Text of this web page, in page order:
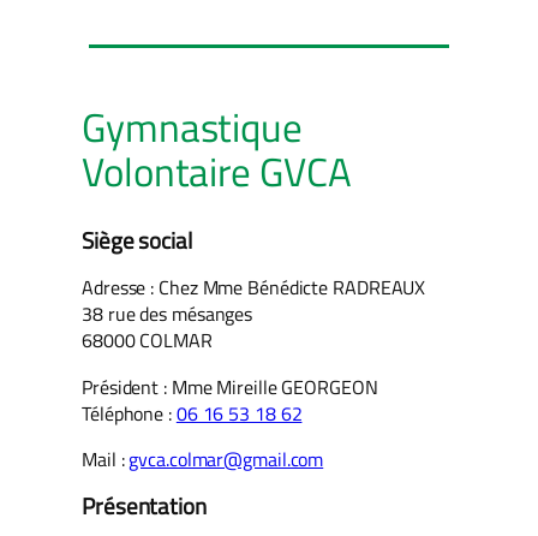
Gymnastique
Volontaire GVCA
Siège social
Adresse : Chez Mme Bénédicte RADREAUX
38 rue des mésanges
68000 COLMAR
Président : Mme Mireille GEORGEON
Téléphone :06 16 53 18 62
Mail :gvca.colmar@gmail.com
Présentation